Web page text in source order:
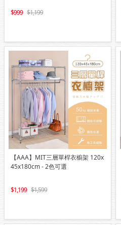
999 1,199
【AAA】MIT三層單桿衣櫥架 120x
45x180cm - 2色可選
1,199 1,599